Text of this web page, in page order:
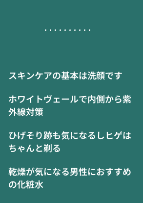
スキンケアの基本は洗顔です
ホワイトヴェールで内側から紫
外線対策
ひげそり跡も気になるしヒゲは
ちゃんと剃る
乾燥が気になる男性におすすめ
の化粧水